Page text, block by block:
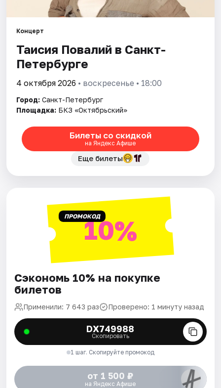
Площадки
Артисты
Концерт
Таисия Повалий в Санкт-
Петербурге
4 октября 2026 • воскресенье • 18:00
Город: Санкт-Петербург
Площадка: БКЗ «Октябрьский»
Билеты со скидкой
на Яндекс Афише
Еще билеты
ПРОМОКОД10%
Сэкономь 10% на покупке
билетов
Применили: 7 643 раз Проверено: 1 минуту назад
DX749988
Скопировать
1 шаг. Скопируйте промокод
от 1 500 ₽
на Яндекс Афише